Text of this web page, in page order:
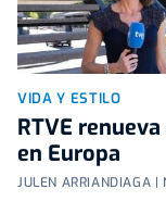
VIDA Y ESTILO
RTVE
en Europa
JULEN ARRIANDIAGA |